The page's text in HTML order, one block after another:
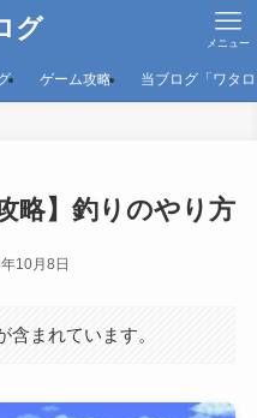
グ メニュー
ゲーム攻略 当ブログ「ワタ
略】釣りのやり方
10月8日
含まれています。